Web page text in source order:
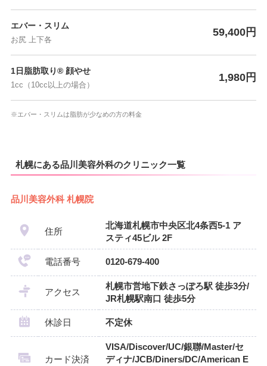
エバー・スリム
お尻 上下各
59,400円
1日脂肪取り® 顔やせ
1cc（10cc以上の場合）
1,980円
※エバー・スリムは脂肪が少なめの方の料金
札幌にある品川美容外科のクリニック一覧
品川美容外科 札幌院
住所
北海道札幌市中央区北4条西5-1 ア
スティ45ビル 2F
電話番号 0120-679-400
アクセス
札幌市営地下鉄さっぽろ駅 徒歩3分/
JR札幌駅南口 徒歩5分
休診日 不定休
カード決済
VISA/Discover/UC/銀聯/Master/セ
ディナ/JCB/Diners/DC/American E